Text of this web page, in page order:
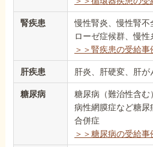
腎疾患
慢性腎炎、慢性腎不
ローゼ症候群、慢
＞＞腎疾患の受給事
肝疾患 肝炎、肝硬変、肝が
糖尿病
糖尿病（難治性含む
病性網膜症など糖
合併症
＞＞糖尿病の受給事